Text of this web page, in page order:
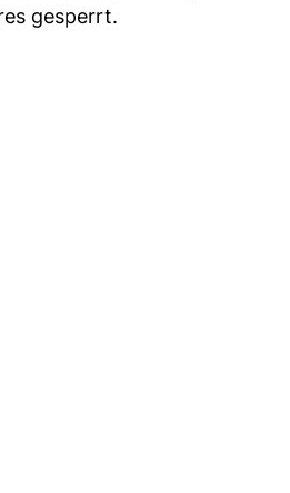
gesperrt.